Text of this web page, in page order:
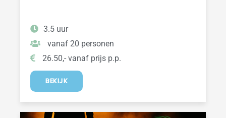
3.5 uur
vanaf 20 personen
26.50,- vanaf prijs p.p.
BEKIJK